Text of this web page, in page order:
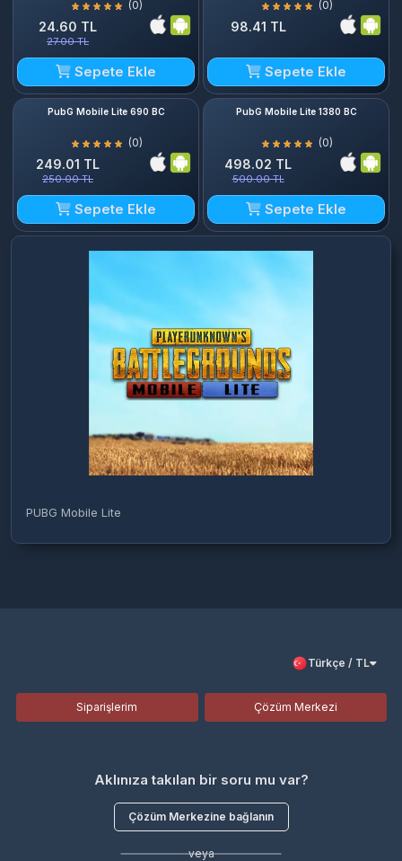
(0)
24.60 TL
27.00 TL
Sepete Ekle
(0)
98.41 TL
Sepete Ekle
PubG Mobile Lite 690 BC
(0)
249.01 TL
250.00 TL
Sepete Ekle
PubG Mobile Lite 1380 BC
(0)
498.02 TL
500.00 TL
Sepete Ekle
PUBG Mobile Lite
Türkçe / TL
Siparişlerim Çözüm Merkezi
Aklınıza takılan bir soru mu var?
Çözüm Merkezine bağlanın
veya